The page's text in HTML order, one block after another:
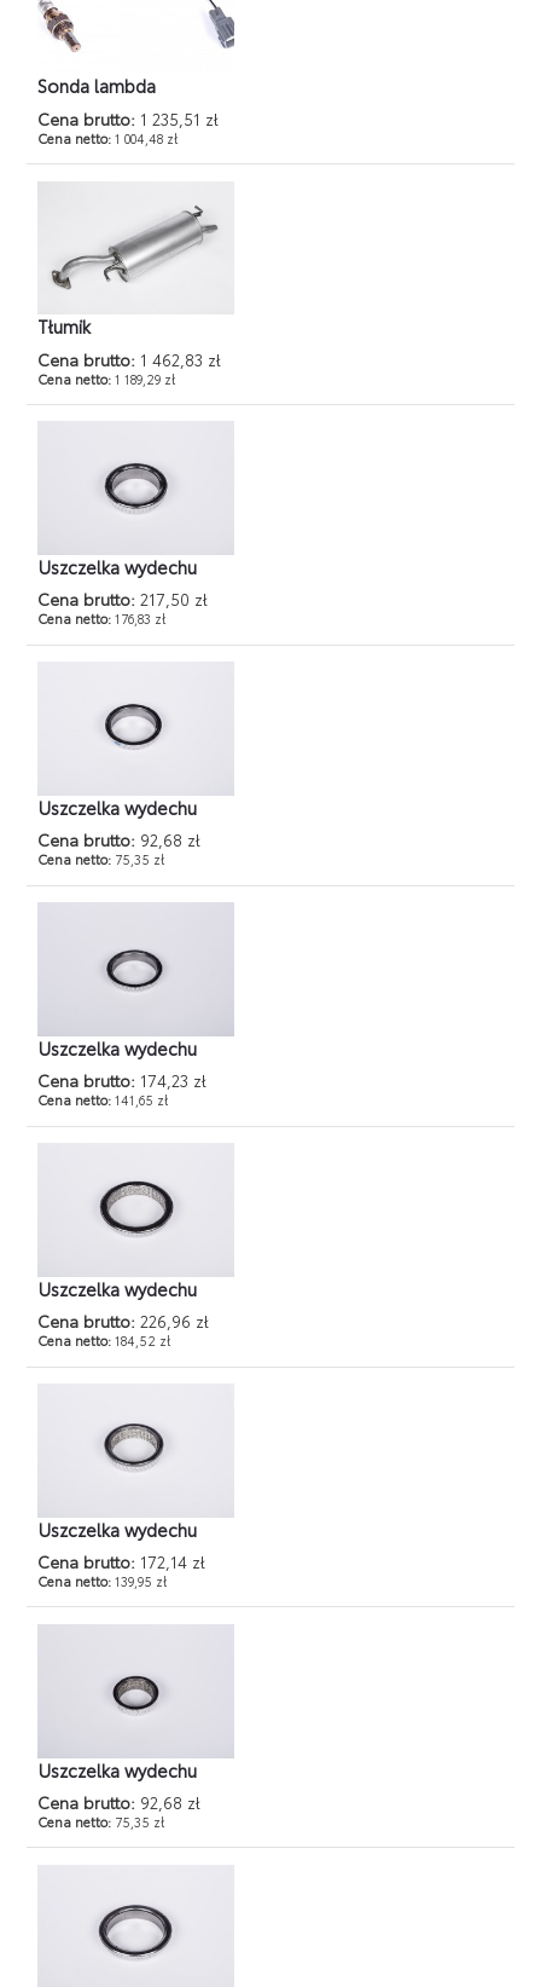
Sonda lambda
Cena brutto: 1 235,51 zł
Cena netto:1 004,48 zł
Tłumik
Cena brutto: 1 462,83 zł
Cena netto:1 189,29 zł
Uszczelka wydechu
Cena brutto: 217,50 zł
Cena netto:176,83 zł
Uszczelka wydechu
Cena brutto: 92,68 zł
Cena netto: 75,35 zł
Uszczelka wydechu
Cena brutto: 174,23 zł
Cena netto:141,65 zł
Uszczelka wydechu
Cena brutto: 226,96 zł
Cena netto:184,52 zł
Uszczelka wydechu
Cena brutto: 172,14 zł
Cena netto:139,95 zł
Uszczelka wydechu
Cena brutto: 92,68 zł
Cena netto: 75,35 zł